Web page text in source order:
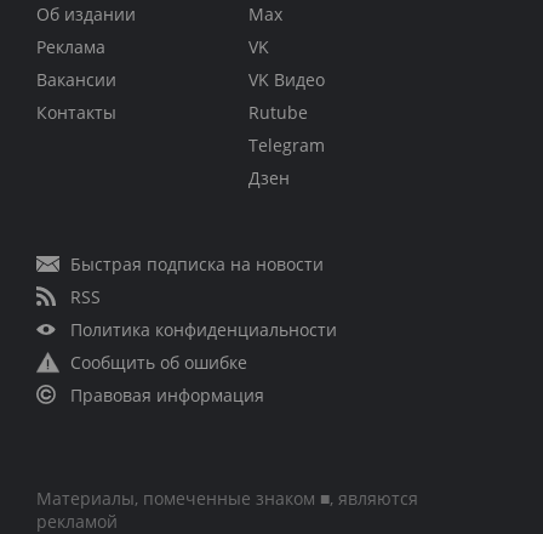
Об издании
Реклама
Вакансии
Контакты
Max
VK
VK Видео
Rutube
Telegram
Дзен
Быстрая подписка на новости
RSS
Политика конфиденциальности
Сообщить об ошибке
Правовая информация
Материалы, помеченные знаком ■, являются
рекламой